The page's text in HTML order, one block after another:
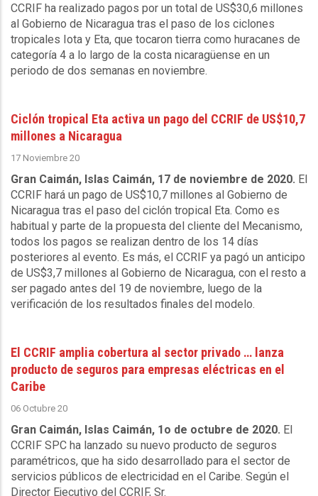
CCRIF ha realizado pagos por un total de US$30,6 millones
al Gobierno de Nicaragua tras el paso de los ciclones
tropicales Iota y Eta, que tocaron tierra como huracanes de
categoría 4 a lo largo de la costa nicaragüense en un
periodo de dos semanas en noviembre.
Ciclón tropical Eta activa un pago del CCRIF de US$10,7
millones a Nicaragua
17 Noviembre 20
Gran Caimán, Islas Caimán, 17 de noviembre de 2020. El
CCRIF hará un pago de US$10,7 millones al Gobierno de
Nicaragua tras el paso del ciclón tropical Eta. Como es
habitual y parte de la propuesta del cliente del Mecanismo,
todos los pagos se realizan dentro de los 14 días
posteriores al evento. Es más, el CCRIF ya pagó un anticipo
de US$3,7 millones al Gobierno de Nicaragua, con el resto a
ser pagado antes del 19 de noviembre, luego de la
verificación de los resultados finales del modelo.
El CCRIF amplia cobertura al sector privado … lanza
producto de seguros para empresas eléctricas en el
Caribe
06 Octubre 20
Gran Caimán, Islas Caimán, 1o de octubre de 2020. El
CCRIF SPC ha lanzado su nuevo producto de seguros
paramétricos, que ha sido desarrollado para el sector de
servicios públicos de electricidad en el Caribe. Según el
Director Ejecutivo del CCRIF, Sr.